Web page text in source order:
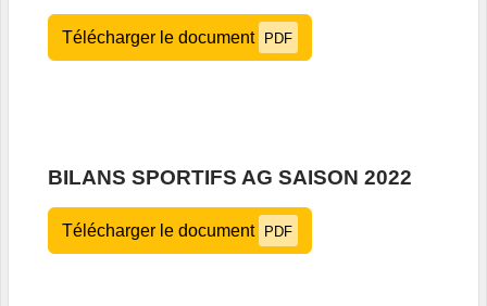
Télécharger le document PDF
BILANS SPORTIFS AG SAISON 2022
Télécharger le document PDF